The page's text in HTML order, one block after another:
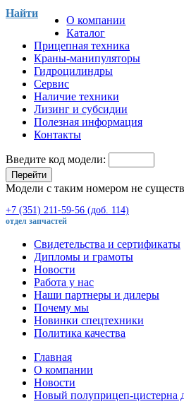
Найти
О компании
Каталог
Прицепная техника
Краны-манипуляторы
Гидроцилиндры
Сервис
Наличие техники
Лизинг и субсидии
Полезная информация
Контакты
Введите код модели:
Перейти
Модели с таким номером не
+7 (351) 211-59-56 (доб. 114)
отдел запчастей
Свидетельства и сертификаты
Дипломы и грамоты
Новости
Работа у нас
Наши партнеры и дилеры
Почему мы
Новинки спецтехники
Политика качества
Главная
О компании
Новости
Новый полуприцеп-цистерна